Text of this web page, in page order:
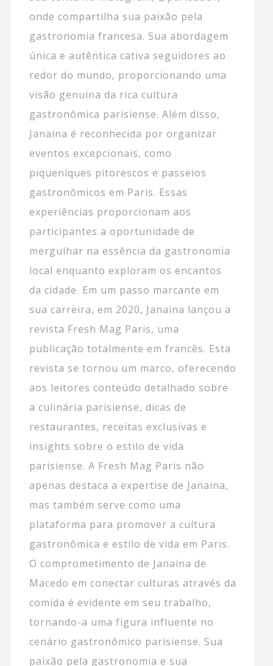
onde compartilha sua paixão pela
gastronomia francesa. Sua abordagem
única e autêntica cativa seguidores ao
redor do mundo, proporcionando uma
visão genuína da rica cultura
gastronômica parisiense. Além disso,
Janaina é reconhecida por organizar
eventos excepcionais, como
piqueniques pitorescos e passeios
gastronômicos em Paris. Essas
experiências proporcionam aos
participantes a oportunidade de
mergulhar na essência da gastronomia
local enquanto exploram os encantos
da cidade. Em um passo marcante em
sua carreira, em 2020, Janaina lançou a
revista Fresh Mag Paris, uma
publicação totalmente em francês. Esta
revista se tornou um marco, oferecendo
aos leitores conteúdo detalhado sobre
a culinária parisiense, dicas de
restaurantes, receitas exclusivas e
insights sobre o estilo de vida
parisiense. A Fresh Mag Paris não
apenas destaca a expertise de Janaina,
mas também serve como uma
plataforma para promover a cultura
gastronômica e estilo de vida em Paris.
O comprometimento de Janaina de
Macedo em conectar culturas através da
comida é evidente em seu trabalho,
tornando-a uma figura influente no
cenário gastronômico parisiense. Sua
paixão pela gastronomia e sua